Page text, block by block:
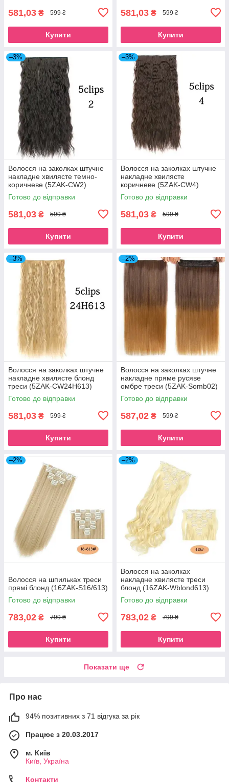
581,03 ₴ 599 ₴
Купити
581,03 ₴ 599 ₴
Купити
–3%
Волосся на заколках штучне
накладне хвилясте темно-
коричневе (5ZAK-CW2)
Готово до відправки
581,03 ₴ 599 ₴
Купити
–3%
Волосся на заколках штучне
накладне хвилясте
коричневе (5ZAK-CW4)
Готово до відправки
581,03 ₴ 599 ₴
Купити
–3%
Волосся на заколках штучне
накладне хвилясте блонд
треси (5ZAK-CW24H613)
Готово до відправки
581,03 ₴ 599 ₴
Купити
–2%
Волосся на заколках штучне
накладне пряме русяве
омбре треси (5ZAK-Somb02)
Готово до відправки
587,02 ₴ 599 ₴
Купити
–2%
Волосся на шпильках треси
прямі блонд (16ZAK-S16/613)
Готово до відправки
783,02 ₴ 799 ₴
Купити
–2%
Волосся на заколках
накладне хвилясте треси
блонд (16ZAK-Wblond613)
Готово до відправки
783,02 ₴ 799 ₴
Купити
Показати ще
Про нас
94% позитивних з 71 відгука за рік
Працює з 20.03.2017
м. Київ
Київ, Україна
Контакти